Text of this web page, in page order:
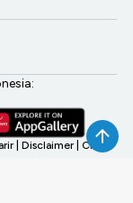
Disclaimer CNBC